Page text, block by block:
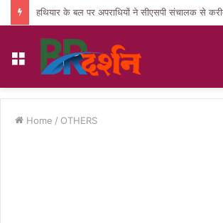
Menu
Home / OTHERS